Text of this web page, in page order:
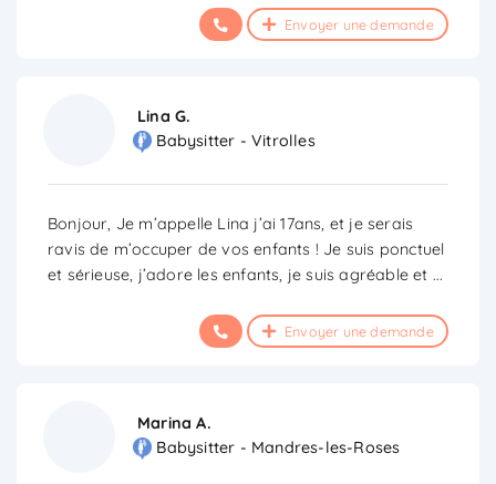
Envoyer une demande
Lina G.
Babysitter - Vitrolles
Bonjour, Je m’appelle Lina j’ai 17ans, et je serais
ravis de m’occuper de vos enfants ! Je suis ponctuel
et sérieuse, j’adore les enfants, je suis agréable et ...
Envoyer une demande
Marina A.
Babysitter - Mandres-les-Roses